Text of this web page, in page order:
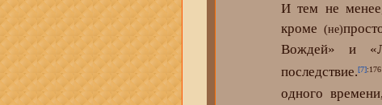
И тем не менее,
кроме (не)
Вождей» и
последствие.[7]:176
одного